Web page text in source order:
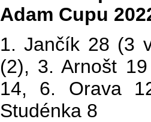
Adam Cupu
1. Jančík 28 (3
(2), 3. Arnošt
14, 6. Orava
Studénka 8